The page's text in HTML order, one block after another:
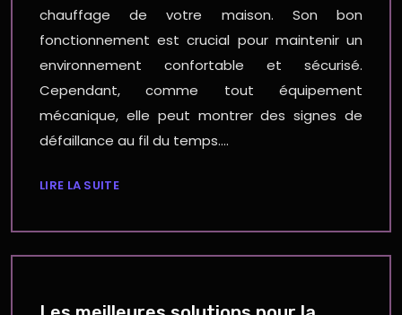
chauffage de votre maison. Son bon
fonctionnement est crucial pour maintenir un
environnement confortable et sécurisé.
Cependant, comme tout équipement
mécanique, elle peut montrer des signes de
défaillance au fil du temps….
LIRE LA SUITE